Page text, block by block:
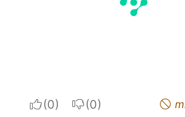
I apreciateI do not